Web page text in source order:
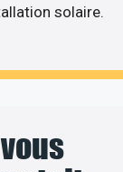
solaire.